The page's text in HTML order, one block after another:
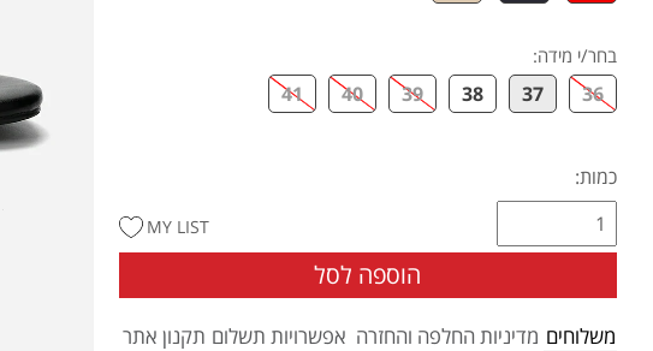
בחר/י מידה:
36
37
38
39
40
41
כמות:
הוספה לסל
MY LIST
משלוחים מדיניות החלפה והחזרה אפשרויות תשלום תקנון אתר